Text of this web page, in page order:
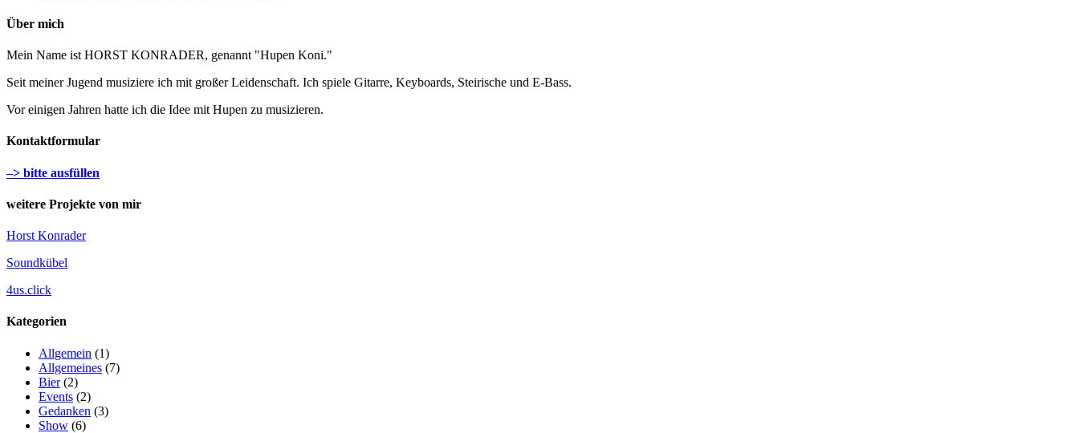
Über mich
Mein Name ist HORST KONRADER, genannt "Hupen Koni."
Seit meiner Jugend musiziere ich mit großer Leidenschaft. Ich spiele Gitarre, Keyboards, Steirische und E-Bass.
Vor einigen Jahren hatte ich die Idee mit Hupen zu musizieren.
Kontaktformular
–> bitte ausfüllen
weitere Projekte von mir
Horst Konrader
Soundkübel
4us.click
Kategorien
Allgemein (1)
Allgemeines (7)
Bier(2)
Events (2)
Gedanken (3)
Show (6)